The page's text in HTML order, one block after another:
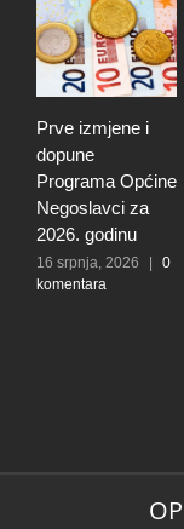
Prve izmjene i
dopune
Programa Općine
Negoslavci za
2026. godinu
16 srpnja, 2026
0
komentara